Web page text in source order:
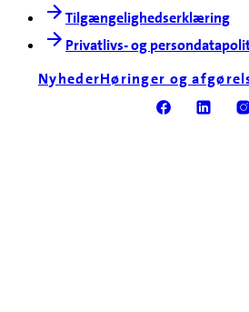
Tilgængelighedserklæring
Privatlivs- og
NyhederHøringer og